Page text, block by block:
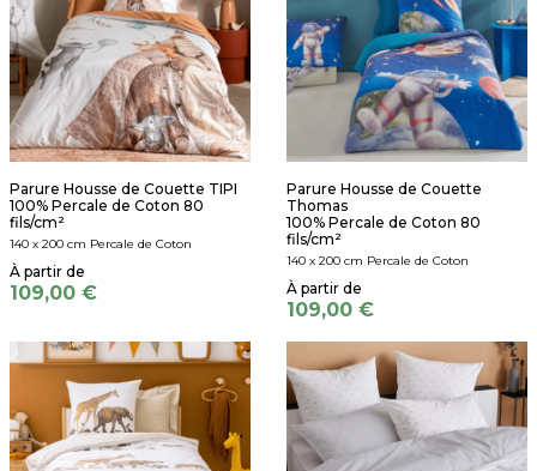
Parure Housse de Couette TIPI
100% Percale de Coton 80
fils/cm²
140 x 200 cm Percale de Coton
109,00 €
Parure Housse de Couette
Thomas
100% Percale de Coton 80
fils/cm²
140 x 200 cm Percale de Coton
109,00 €